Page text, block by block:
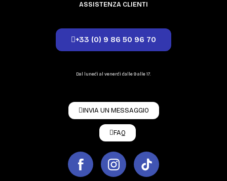
ASSISTENZA CLIENTI
+33 (0) 9 86 50 96 70
Dal lunedì al venerdì dalle 9 alle 17.
INVIA UN MESSAGGIO
FAQ